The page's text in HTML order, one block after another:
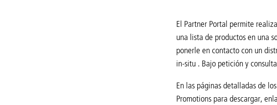
El Partner Portal permite
una lista de productos en una
ponerle en contacto con un
in-situ . Bajo petición y
En las páginas detalladas de
Promotions para descargar,